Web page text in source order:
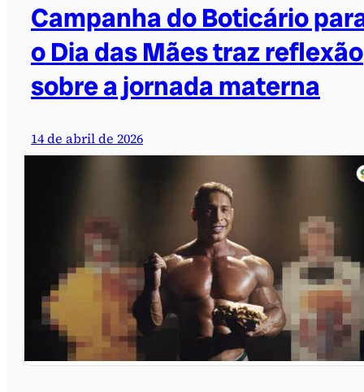
Campanha do Boticário
o Dia das Mães traz reflexão
sobre a jornada materna
14 de abril de 2026